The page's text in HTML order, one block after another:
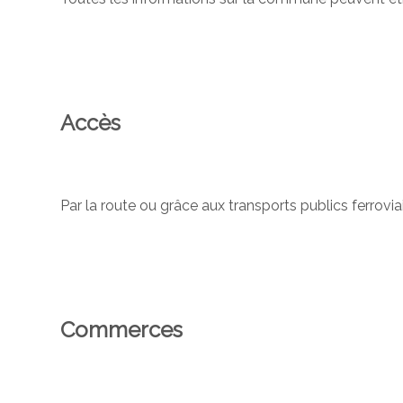
Accès
Par la route ou grâce aux transports publics
Commerces